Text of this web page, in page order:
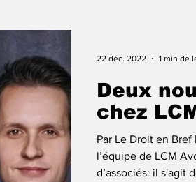
Deux
chez
Par Le Droit en
l’équipe de LCM
d’associés: il s'agit
22 déc. 2022 1 min de